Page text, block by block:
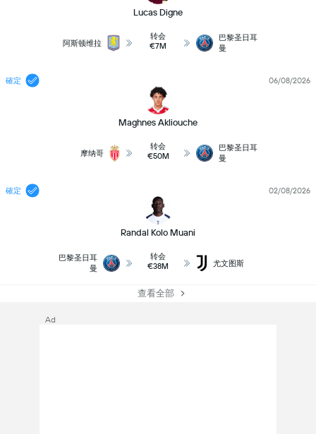
Lucas Digne
阿斯顿维拉
转会
€7M
巴黎圣日耳
曼
確定
Maghnes Akliouche
06/08/2026
摩纳哥
转会
€50M
巴黎圣日耳
曼
確定
Randal Kolo Muani
02/08/2026
巴黎圣日耳
曼
转会
€38M
尤文图斯
查看全部
Ad